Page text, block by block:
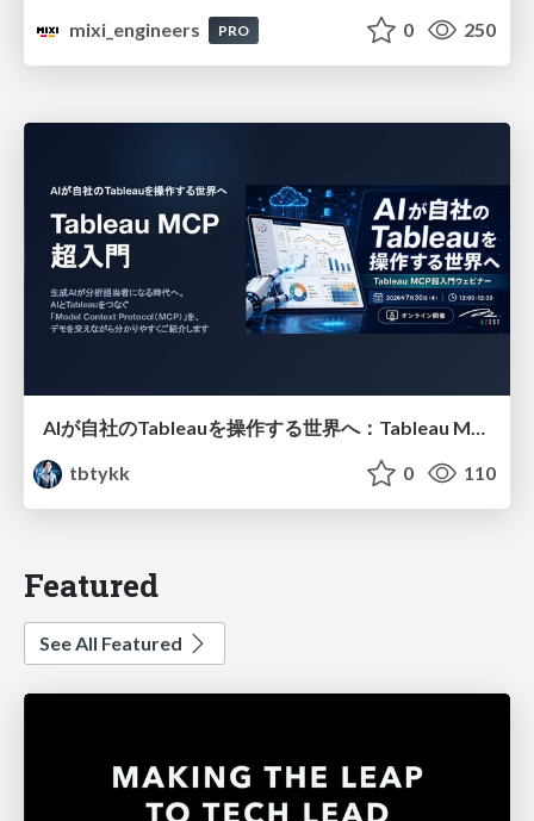
mixi_engineers
PRO 0 250
AIが自社のTableauを操作する世界へ：Tableau MCP超入門
tbtykk
0 110
Featured
See All Featured